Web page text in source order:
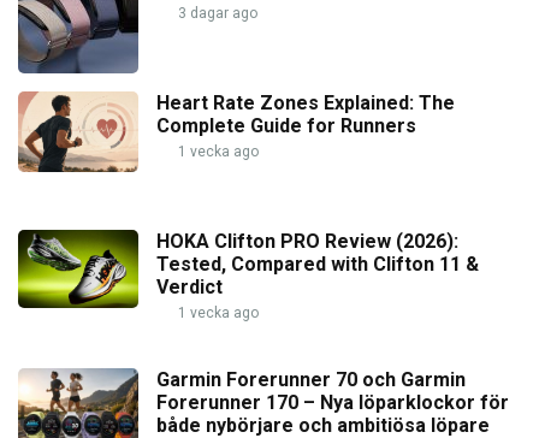
3 dagar ago
Heart Rate Zones Explained: The
Complete Guide for Runners
1 vecka ago
HOKA Clifton PRO Review (2026):
Tested, Compared with Clifton 11 &
Verdict
1 vecka ago
Garmin Forerunner 70 och Garmin
Forerunner 170 – Nya löparklockor för
både nybörjare och ambitiösa löpare